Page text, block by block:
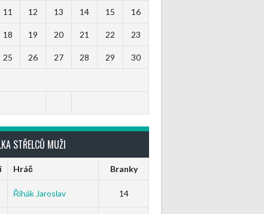
11 12 13 14 15 16
18 19 20 21 22 23
25 26 27 28 29 30
STŘELCŮ MUŽI
Hráč Branky
Řihák Jaroslav 14